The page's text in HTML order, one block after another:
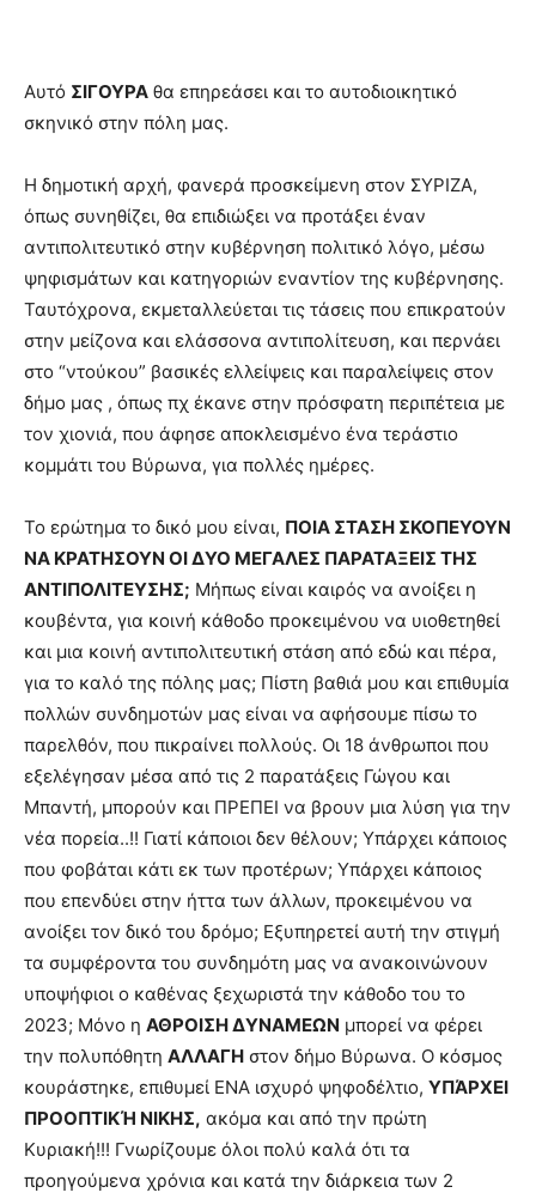
Αυτό ΣΙΓΟΥΡΑ θα επηρεάσει και το αυτοδιοικητικό
σκηνικό στην πόλη μας.
Η δημοτική αρχή, φανερά προσκείμενη στον ΣΥΡΙΖΑ,
όπως συνηθίζει, θα επιδιώξει να προτάξει έναν
αντιπολιτευτικό στην κυβέρνηση πολιτικό λόγο, μέσω
ψηφισμάτων και κατηγοριών εναντίον της κυβέρνησης.
Ταυτόχρονα, εκμεταλλεύεται τις τάσεις που επικρατούν
στην μείζονα και ελάσσονα αντιπολίτευση, και περνάει
στο “ντούκου” βασικές ελλείψεις και παραλείψεις στον
δήμο μας , όπως πχ έκανε στην πρόσφατη περιπέτεια με
τον χιονιά, που άφησε αποκλεισμένο ένα τεράστιο
κομμάτι του Βύρωνα, για πολλές ημέρες.
Το ερώτημα το δικό μου είναι, ΠΟΙΑ ΣΤΑΣΗ ΣΚΟΠΕΥΟΥΝ
ΝΑ ΚΡΑΤΗΣΟΥΝ ΟΙ ΔΥΟ ΜΕΓΑΛΕΣ ΠΑΡΑΤΑΞΕΙΣ ΤΗΣ
ΑΝΤΙΠΟΛΙΤΕΥΣΗΣ; Μήπως είναι καιρός να ανοίξει η
κουβέντα, για κοινή κάθοδο προκειμένου να υιοθετηθεί
και μια κοινή αντιπολιτευτική στάση από εδώ και πέρα,
για το καλό της πόλης μας; Πίστη βαθιά μου και επιθυμία
πολλών συνδημοτών μας είναι να αφήσουμε πίσω το
παρελθόν, που πικραίνει πολλούς. Οι 18 άνθρωποι που
εξελέγησαν μέσα από τις 2 παρατάξεις Γώγου και
Μπαντή, μπορούν και ΠΡΕΠΕΙ να βρουν μια λύση για την
νέα πορεία..!! Γιατί κάποιοι δεν θέλουν; Υπάρχει κάποιος
που φοβάται κάτι εκ των προτέρων; Υπάρχει κάποιος
που επενδύει στην ήττα των άλλων, προκειμένου να
ανοίξει τον δικό του δρόμο; Εξυπηρετεί αυτή την στιγμή
τα συμφέροντα του συνδημότη μας να ανακοινώνουν
υποψήφιοι ο καθένας ξεχωριστά την κάθοδο του το
2023; Μόνο η ΑΘΡΟΙΣΗ ΔΥΝΑΜΕΩΝ μπορεί να φέρει
την πολυπόθητη ΑΛΛΑΓΗ στον δήμο Βύρωνα. Ο κόσμος
κουράστηκε, επιθυμεί ΕΝΑ ισχυρό ψηφοδέλτιο, ΥΠΆΡΧΕΙ
ΠΡΟΟΠΤΙΚΉ ΝΙΚΗΣ, ακόμα και από την πρώτη
Κυριακή!!! Γνωρίζουμε όλοι πολύ καλά ότι τα
προηγούμενα χρόνια και κατά την διάρκεια των 2